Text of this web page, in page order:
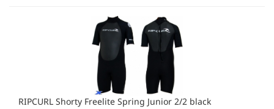
RIPCURL Shorty Freelite Spring Junior 2/2 black